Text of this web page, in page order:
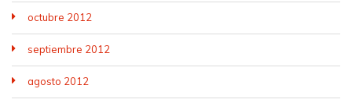
octubre 2012
septiembre 2012
agosto 2012